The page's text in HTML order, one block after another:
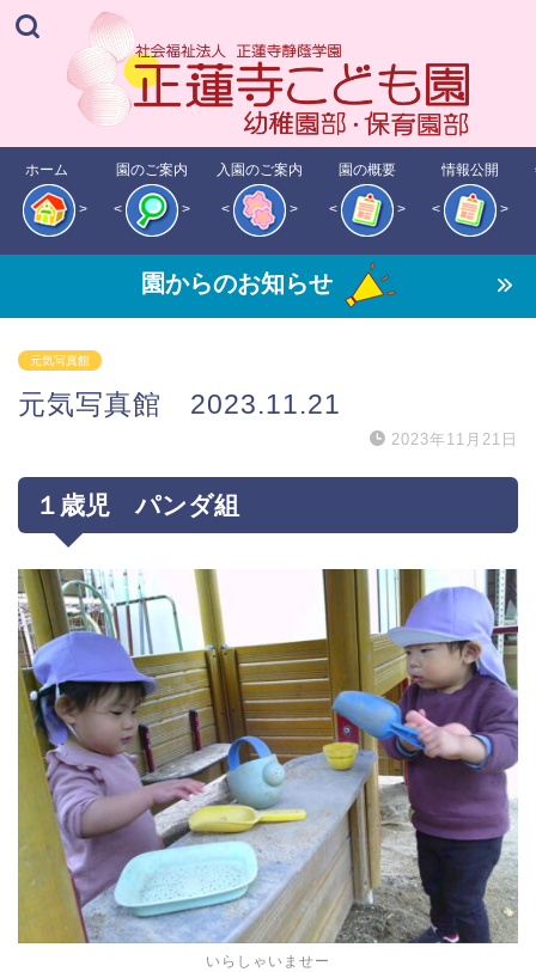
ホーム
>
園のご案内
< >
入園のご案内
< >
園の概要
< >
情報公開
< >
園からのお知らせ
元気写真館
元気写真館 2023.11.21
2023年11月21日
１歳児 パンダ組
いらしゃいませー